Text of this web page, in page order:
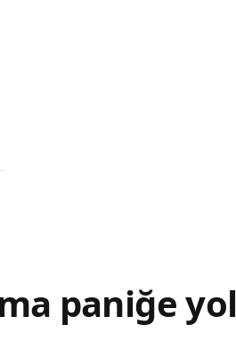
paniğe yol